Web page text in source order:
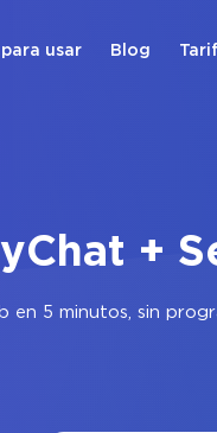
usar Blog
+
5 minutos, sin